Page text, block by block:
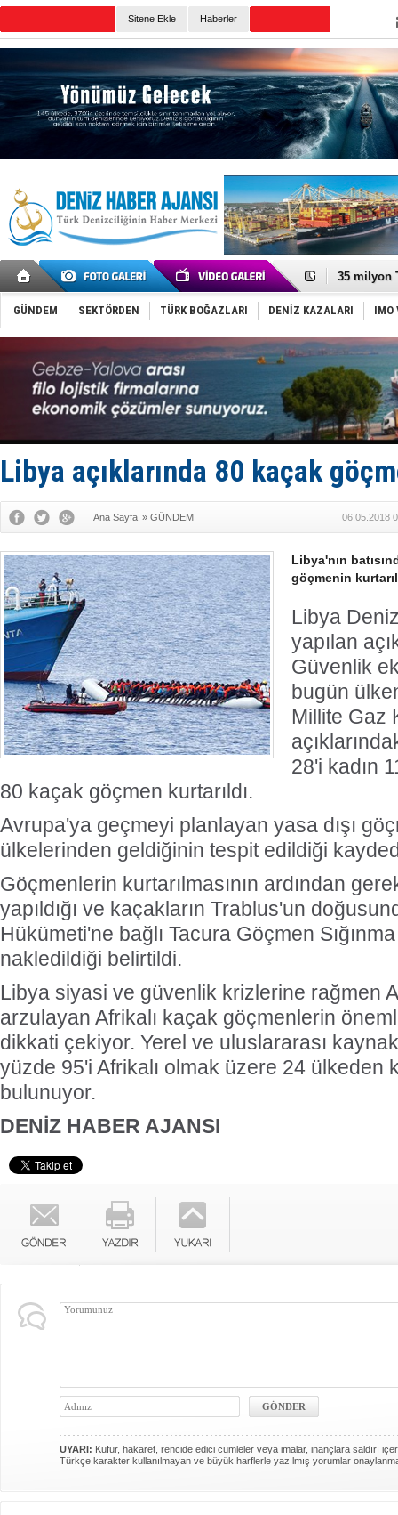
Sitene Ekle Haberler
DESE,
35 milyon
İnsansız
Yüzyıl
Anadolu
Derince,
Tüpraş,
İTU AUV,
LNG
Türkiye-
Türk
DÖDER,
GÜNDEM SEKTÖRDEN TÜRK BOĞAZLARI DENİZ KAZALARI IMO
Libya açıklarında 80 kaçak
Ana Sayfa » GÜNDEM 06.05.2018
Libya'nın
göçmenin
Libya
yapılan
Güvenlik
bugün
Millite Gaz
28'i kadın
80 kaçak göçmen kurtarıldı.
Avrupa'ya geçmeyi planlayan yasa dışı
ülkelerinden geldiğinin tespit edildiği
Göçmenlerin kurtarılmasının ardından
yapıldığı ve kaçakların Trablus'un
Hükümeti'ne bağlı Tacura Göçmen
nakledildiği belirtildi.
Libya siyasi ve güvenlik krizlerine rağmen
arzulayan Afrikalı kaçak göçmenlerin
dikkati çekiyor. Yerel ve uluslararası
yüzde 95'i Afrikalı olmak üzere 24 ülkeden
bulunuyor.
DENİZ HABER AJANSI
UYARI: Küfür, hakaret, rencide edici cümleler veya imalar, inançlara saldırı
Türkçe karakter kullanılmayan ve büyük harflerle yazılmış yorumlar